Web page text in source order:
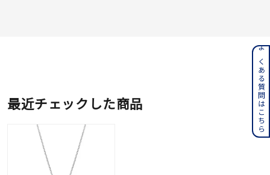
最近チェックした商品 よくある質問はこちら